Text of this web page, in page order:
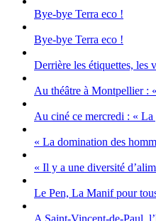
Bye-bye Terra eco !
Bye-bye Terra eco !
Derrière les étiquettes, les
Au théâtre à Montpellier :
Au ciné ce mercredi : «
« La domination des
« Il y a une diversité
Le Pen, La Manif pour